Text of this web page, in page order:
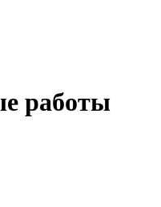
работы